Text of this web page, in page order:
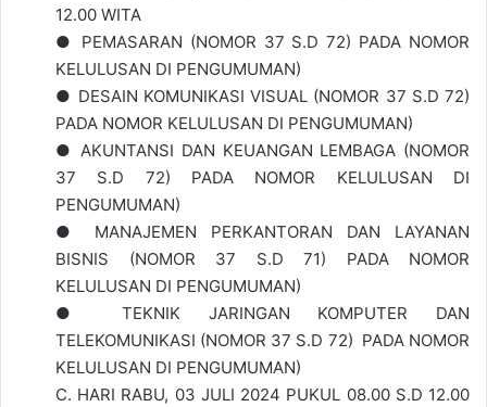
12.00 WITA
● PEMASARAN (NOMOR 37 S.D 72) PADA NOMOR
KELULUSAN DI PENGUMUMAN)
● DESAIN KOMUNIKASI VISUAL (NOMOR 37 S.D 72)
PADA NOMOR KELULUSAN DI PENGUMUMAN)
● AKUNTANSI DAN KEUANGAN LEMBAGA (NOMOR
37 S.D 72) PADA NOMOR KELULUSAN DI
PENGUMUMAN)
● MANAJEMEN PERKANTORAN DAN LAYANAN
BISNIS (NOMOR 37 S.D 71) PADA NOMOR
KELULUSAN DI PENGUMUMAN)
● TEKNIK JARINGAN KOMPUTER DAN
TELEKOMUNIKASI (NOMOR 37 S.D 72) PADA NOMOR
KELULUSAN DI PENGUMUMAN)
C. HARI RABU, 03 JULI 2024 PUKUL 08.00 S.D 12.00